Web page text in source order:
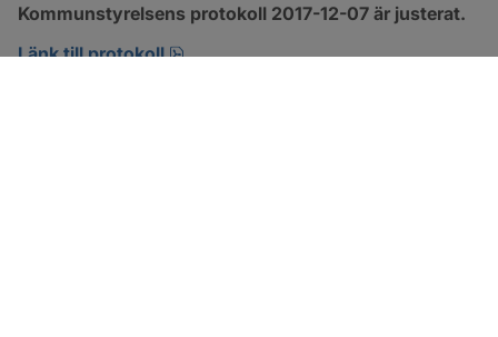
Kommunstyrelsens protokoll 2017-12-07 är justerat.
Länk till protokoll
pdf, 123.1 kB, öppnas i nytt fönster.